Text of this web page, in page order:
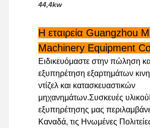
Αντλία ψεκασμού
Συνέλευση στροβιλοσυμπιεστών
Άλλα μέρη κινητήρα
Ηλεκτρονικό σύστημα ελέγχου
Ηλεκτρικά εξαρτήματα κινητήρα
Σύστημα καυσίμου κινητήρα
44,4kw
Η εταιρεία Guangzhou
Machinery Equipment
Ειδικευόμαστε στην πώληση
εξυπηρέτηση εξαρτημάτων
ντίζελ και κατασκευαστικών
μηχανημάτων.Συσκευές
εξυπηρέτησης μας
Καναδά, τις Ηνωμένες